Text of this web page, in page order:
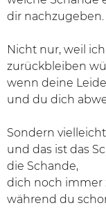
dir nachzugeben.
Nicht nur, weil
zurückbleiben
wenn deine
und du dich
Sondern
und das ist das
die Schande,
dich noch immer
während du